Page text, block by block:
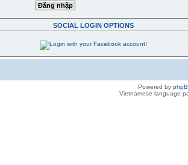
SOCIAL LOGIN OPTIONS
Powered by
Vietnamese language